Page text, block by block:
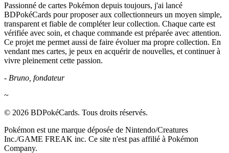
Passionné de cartes Pokémon depuis toujours, j'ai lancé
BDPokéCards pour proposer aux collectionneurs un moyen simple,
transparent et fiable de compléter leur collection. Chaque carte est
vérifiée avec soin, et chaque commande est préparée avec attention.
Ce projet me permet aussi de faire évoluer ma propre collection. En
vendant mes cartes, je peux en acquérir de nouvelles, et continuer à
vivre pleinement cette passion.
- Bruno, fondateur
~
© 2026 BDPokéCards. Tous droits réservés.
Pokémon est une marque déposée de Nintendo/Creatures
Inc./GAME FREAK inc. Ce site n'est pas affilié à Pokémon
Company.